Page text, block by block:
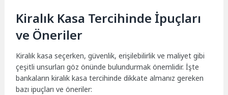
Kiralık Kasa Tercihinde İpuçları
ve Öneriler
Kiralık kasa seçerken, güvenlik, erişilebilirlik ve maliyet gibi
çeşitli unsurları göz önünde bulundurmak önemlidir. İşte
bankaların kiralık kasa tercihinde dikkate almanız gereken
bazı ipuçları ve öneriler: